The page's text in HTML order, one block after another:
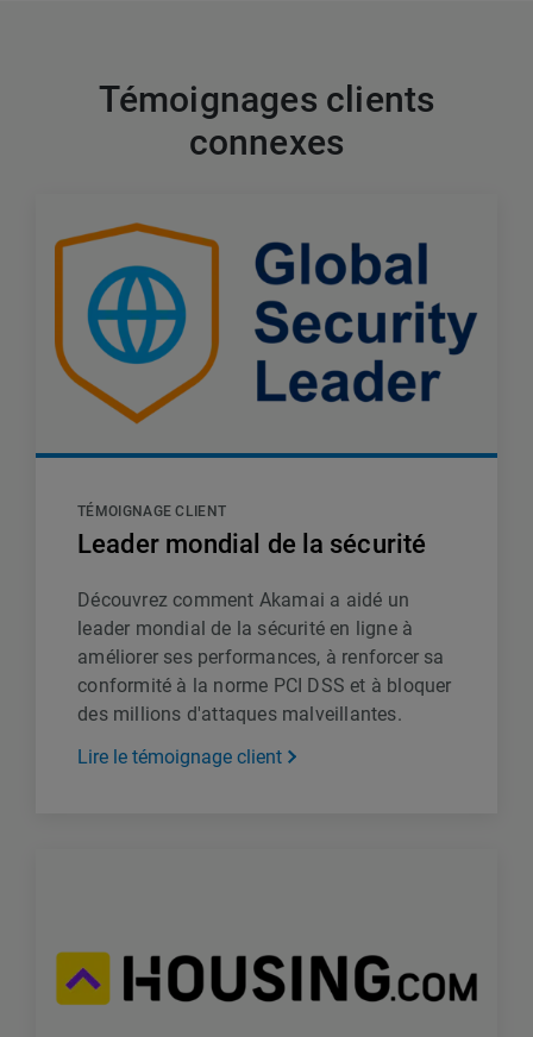
Témoignages clients
connexes
TÉMOIGNAGE CLIENT
Leader mondial de la sécurité
Découvrez comment Akamai a aidé un
leader mondial de la sécurité en ligne à
améliorer ses performances, à renforcer sa
conformité à la norme PCI DSS et à bloquer
des millions d'attaques malveillantes.
Lire le témoignage client